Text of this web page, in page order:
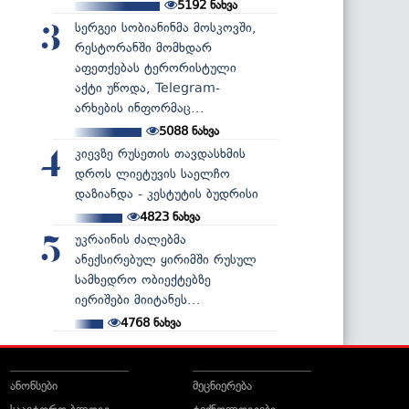
5192 ნახვა
3
სერგეი სობიანინმა მოსკოვში,
რესტორანში მომხდარ
აფეთქებას ტერორისტული
აქტი უწოდა, Telegram-
არხების ინფორმაც...
5088ნახვა
4
კიევზე რუსეთის თავდასხმის
დროს ლიეტუვის საელჩო
დაზიანდა - კესტუტის ბუდრისი
4823ნახვა
5
უკრაინის ძალებმა
ანექსირებულ ყირიმში რუსულ
სამხედრო ობიექტებზე
იერიშები მიიტანეს...
4768 ნახვა
ანონსები
მეცნიერება